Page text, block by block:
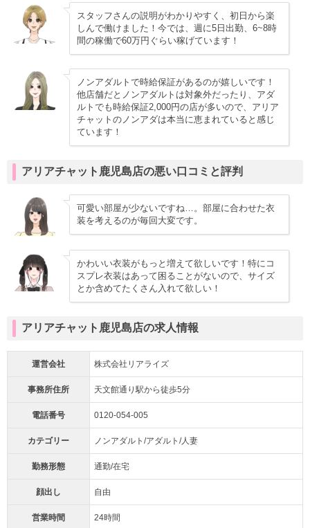
スタッフさんの説明がわかりやすく、初日から楽
しんで働けました！今では、週に5日出勤、6~8時
間の稼働で60万円ぐらい稼げています！
ノンアダルトで時給保証があるのが嬉しいです！
他店舗だとノンアダルトは対象外だったり、アダ
ルトでも時給保証2,000円の店が多いので、アリア
チャットのノンアダは本当に恵まれていると感じ
ています！
アリアチャット鹿児島店の悪い口コミと評判
可愛い部屋が少ないですね…。部屋に合わせた衣
装を考えるのが毎回大変です。
かわいい衣装がもっと増えて欲しいです！特にコ
スプレ衣装はあって困ることがないので、サイズ
とか含めてたくさん入れて欲しい！
アリアチャット鹿児島店の求人情報
運営会社 株式会社リアライズ
事務所住所 天文館通り駅から徒歩5分
電話番号 0120-054-005
カテゴリー ノンアダルト/アダルト/人妻
勤務形態 通勤/在宅
顔出し 自由
営業時間 24時間